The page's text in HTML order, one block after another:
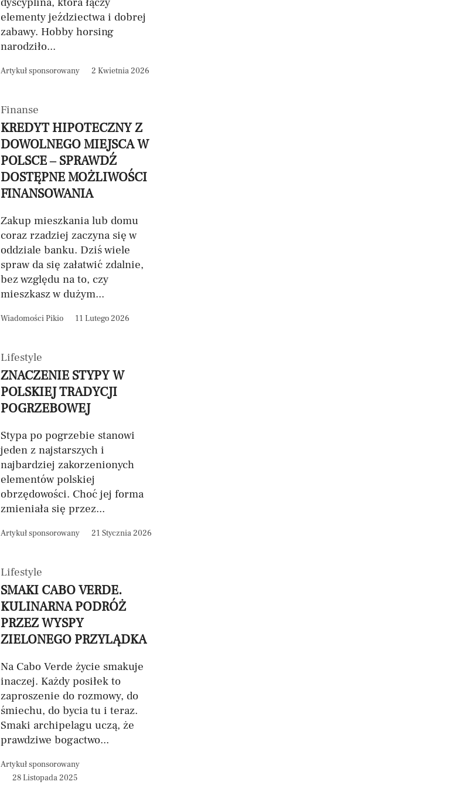
elementy jeździectwa i dobrej
zabawy. Hobby horsing
narodziło...
Artykuł sponsorowany 2 Kwietnia 2026
Finanse
KREDYT HIPOTECZNY Z
DOWOLNEGO MIEJSCA W
POLSCE – SPRAWDŹ
DOSTĘPNE MOŻLIWOŚCI
FINANSOWANIA
Zakup mieszkania lub domu
coraz rzadziej zaczyna się w
oddziale banku. Dziś wiele
spraw da się załatwić zdalnie,
bez względu na to, czy
mieszkasz w dużym...
Wiadomości Pikio 11 Lutego 2026
Lifestyle
ZNACZENIE STYPY W
POLSKIEJ TRADYCJI
POGRZEBOWEJ
Stypa po pogrzebie stanowi
jeden z najstarszych i
najbardziej zakorzenionych
elementów polskiej
obrzędowości. Choć jej forma
zmieniała się przez...
Artykuł sponsorowany 21 Stycznia 2026
Lifestyle
SMAKI CABO VERDE.
KULINARNA PODRÓŻ
PRZEZ WYSPY
ZIELONEGO PRZYLĄDKA
Na Cabo Verde życie smakuje
inaczej. Każdy posiłek to
zaproszenie do rozmowy, do
śmiechu, do bycia tu i teraz.
Smaki archipelagu uczą, że
prawdziwe bogactwo...
Artykuł sponsorowany
28 Listopada 2025